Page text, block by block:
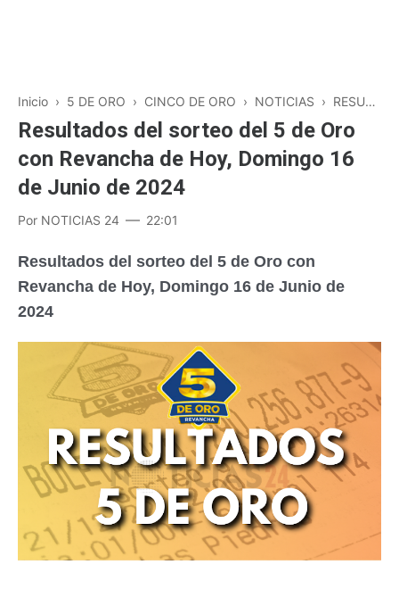
Inicio › 5 DE ORO › CINCO DE ORO › NOTICIAS › RESULTADOS
Resultados del sorteo del 5 de Oro
con Revancha de Hoy, Domingo 16
de Junio de 2024
Por NOTICIAS 24 22:01
Resultados del sorteo del 5 de Oro con
Revancha de Hoy, Domingo 16 de Junio de
2024